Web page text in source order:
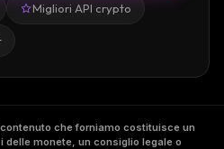
Migliori API crypto
che forniamo costituisce un
monete, un consiglio legale o